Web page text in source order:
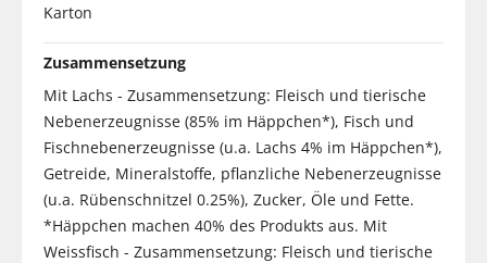
Karton
Zusammensetzung
Mit Lachs - Zusammensetzung: Fleisch und tierische
Nebenerzeugnisse (85% im Häppchen*), Fisch und
Fischnebenerzeugnisse (u.a. Lachs 4% im Häppchen*),
Getreide, Mineralstoffe, pflanzliche Nebenerzeugnisse
(u.a. Rübenschnitzel 0.25%), Zucker, Öle und Fette.
*Häppchen machen 40% des Produkts aus. Mit
Weissfisch - Zusammensetzung: Fleisch und tierische